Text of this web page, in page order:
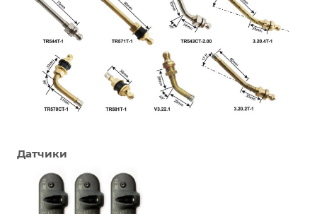
Датчики